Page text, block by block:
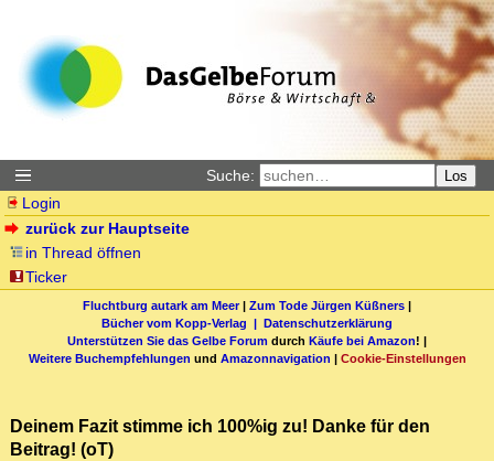
Suche: Los
Login
zurück zur Hauptseite
in Thread öffnen
Ticker
Fluchtburg autark am Meer| Zum Tode Jürgen Küßners |
Bücher vom Kopp-Verlag | Datenschutzerklärung
Unterstützen Sie das Gelbe Forum durch Käufe bei Amazon! |
Weitere Buchempfehlungen und Amazonnavigation | Cookie-Einstellungen
Deinem Fazit stimme ich 100%ig zu! Danke für den
Beitrag! (oT)